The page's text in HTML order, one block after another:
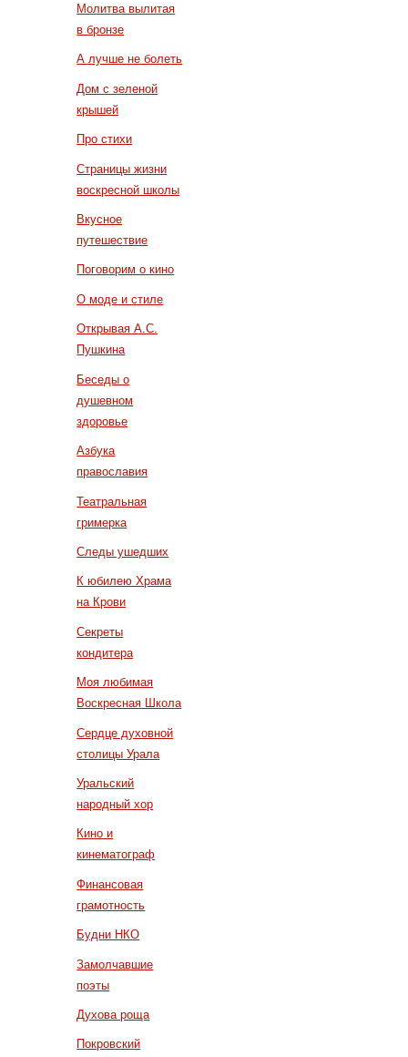
Молитва вылитая
в бронзе
А лучше не болеть
Дом с зеленой
крышей
Про стихи
Страницы жизни
воскресной школы
Вкусное
путешествие
Поговорим о кино
О моде и стиле
Открывая А.С.
Пушкина
Беседы о
душевном
здоровье
Азбука
православия
Театральная
гримерка
Следы ушедших
К юбилею Храма
на Крови
Секреты
кондитера
Моя любимая
Воскресная Школа
Сердце духовной
столицы Урала
Уральский
народный хор
Кино и
кинематограф
Финансовая
грамотность
Будни НКО
Замолчавшие
поэты
Духова роща
Покровский